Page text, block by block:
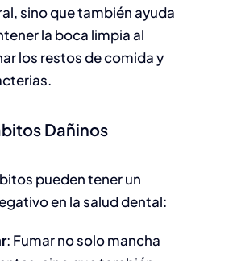
sino que también ayuda
la boca limpia al
los restos de comida y
Dañinos
pueden tener un
en la salud dental:
: Fumar no solo mancha